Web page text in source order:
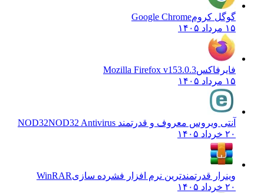
گوگل کرومGoogle Chrome
۱۵ مرداد ۱۴۰۵
فایرفاکسMozilla Firefox v153.0.3
۱۵ مرداد ۱۴۰۵
آنتی ویروس معروف و قدرتمند NOD32 NOD32 Antivirus
۲۰ خرداد ۱۴۰۵
وینرار قدرتمندترین نرم افزار فشرده سازیWinRAR
۲۰ خرداد ۱۴۰۵